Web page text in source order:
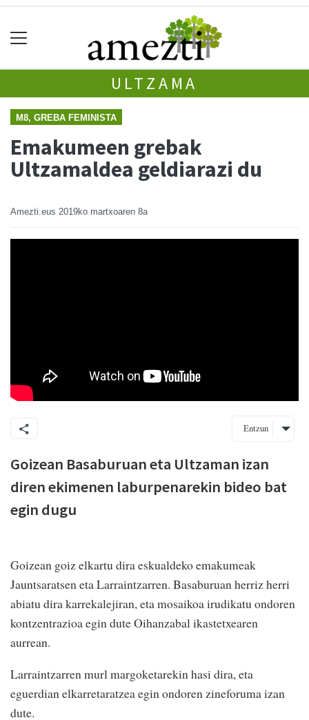
ULTZAMA
M8, GREBA FEMINISTA
Emakumeen grebak
Ultzamaldea geldiarazi du
Amezti.eus 2019ko martxoaren 8a
Entzun
Goizean Basaburuan eta Ultzaman izan
diren ekimenen laburpenarekin bideo bat
egin dugu
Goizean goiz elkartu dira eskualdeko emakumeak
Jauntsaratsen eta Larraintzarren. Basaburuan herriz herri
abiatu dira karrekalejiran, eta mosaikoa irudikatu ondoren
kontzentrazioa egin dute Oihanzabal ikastetxearen
aurrean.
Larraintzarren murl margoketarekin hasi dira, eta
eguerdian elkarretaratzea egin ondoren zineforuma izan
dute.